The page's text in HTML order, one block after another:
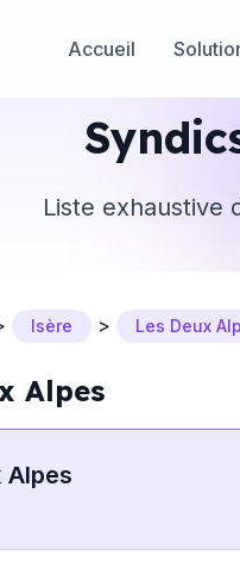
Accueil
Liste exhaustive
Isère > Les Deux
Alpes
Alpes